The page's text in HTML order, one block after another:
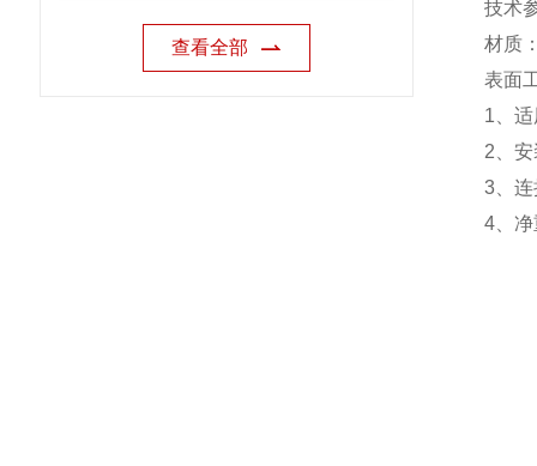
查看全部
技术
材质
表面
1 、
2 、
3 、
4 、